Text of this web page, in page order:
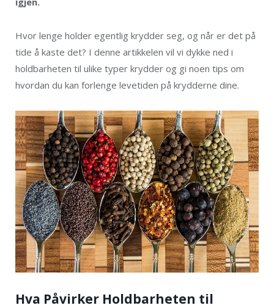
Hvor lenge holder egentlig krydder seg, og når er det på
tide å kaste det? I denne artikkelen vil vi dykke ned i
holdbarheten til ulike typer krydder og gi noen tips om
hvordan du kan forlenge levetiden på krydderne dine.
Hva Påvirker Holdbarheten til